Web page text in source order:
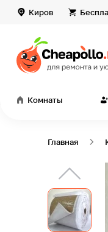
Киров
Комнаты
Главная